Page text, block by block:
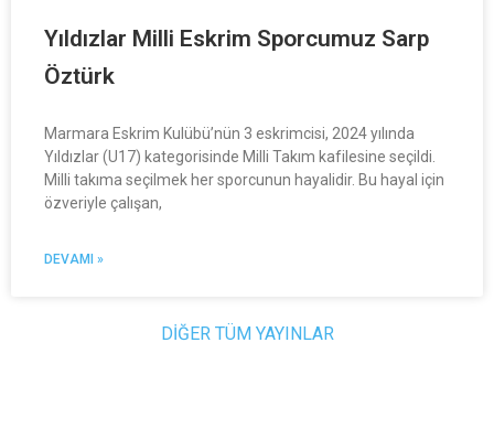
Yıldızlar Milli Eskrim Sporcumuz Sarp
Öztürk
Marmara Eskrim Kulübü’nün 3 eskrimcisi, 2024 yılında
Yıldızlar (U17) kategorisinde Milli Takım kafilesine seçildi.
Milli takıma seçilmek her sporcunun hayalidir. Bu hayal için
özveriyle çalışan,
DEVAMI »
DİĞER TÜM YAYINLAR